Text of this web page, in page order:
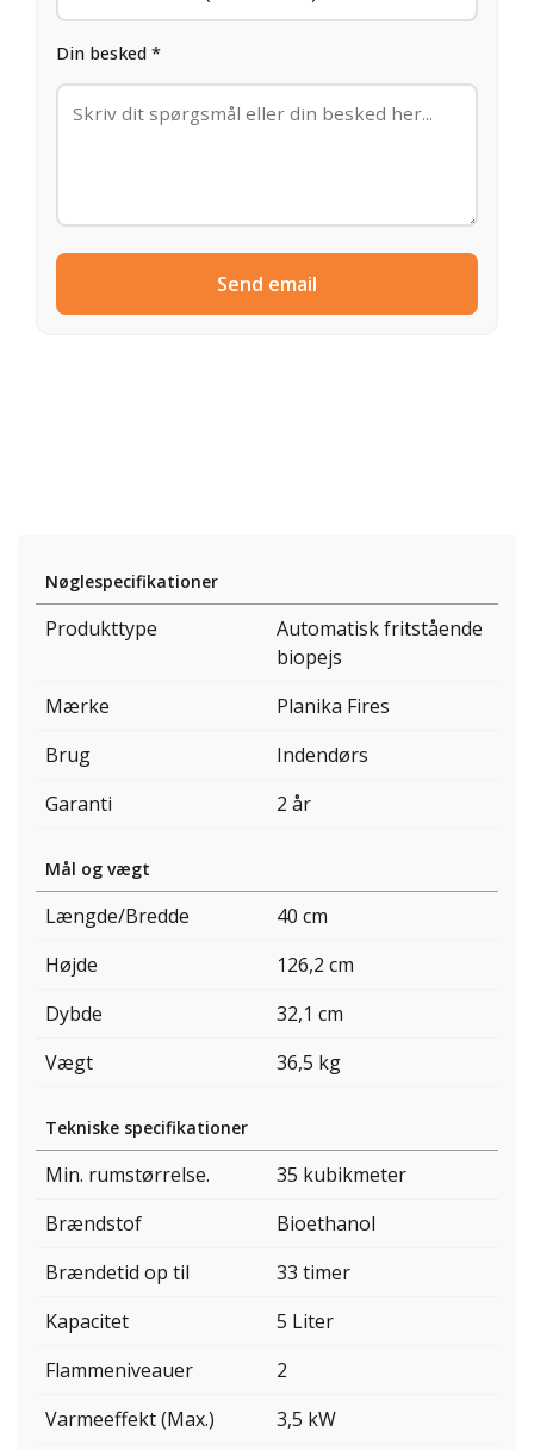
Din besked *
Send email
Nøglespecifikationer
Produkttype
Automatisk fritstående
biopejs
Mærke
Planika Fires
Brug
Indendørs
Garanti
2 år
Mål og vægt
Længde/Bredde
40 cm
Højde
126,2 cm
Dybde
32,1 cm
Vægt
36,5 kg
Tekniske specifikationer
Min. rumstørrelse.
35 kubikmeter
Brændstof
Bioethanol
Brændetid op til
33 timer
Kapacitet
5 Liter
Flammeniveauer
2
Varmeeffekt (Max.)
3,5 kW